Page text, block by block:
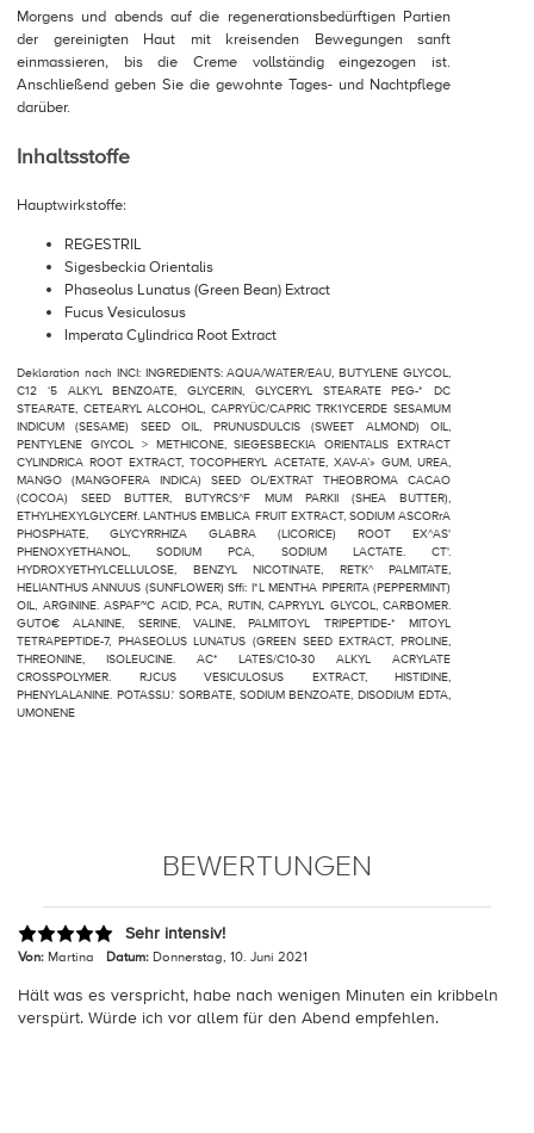
Morgens und abends auf die regenerationsbedürftigen Partien
der gereinigten Haut mit kreisenden Bewegungen sanft
einmassieren, bis die Creme vollständig eingezogen ist.
Anschließend geben Sie die gewohnte Tages- und Nachtpflege
darüber.
Inhaltsstoffe
Hauptwirkstoffe:
REGESTRIL
Sigesbeckia Orientalis
Phaseolus Lunatus (Green Bean) Extract
Fucus Vesiculosus
Imperata Cylindrica Root Extract
Deklaration nach INCI: INGREDIENTS: AQUA/WATER/EAU, BUTYLENE GLYCOL,
C12 ‘5 ALKYL BENZOATE, GLYCERIN, GLYCERYL STEARATE PEG-* DC
STEARATE, CETEARYL ALCOHOL, CAPRYÜC/CAPRIC TRK1YCERDE SESAMUM
INDICUM (SESAME) SEED OIL, PRUNUSDULCIS (SWEET ALMOND) OIL,
PENTYLENE GIYCOL > METHICONE, SIEGESBECKIA ORIENTALIS EXTRACT
CYLINDRICA ROOT EXTRACT, TOCOPHERYL ACETATE, XAV-A’» GUM, UREA,
MANGO (MANGOFERA INDICA) SEED OL/EXTRAT THEOBROMA CACAO
(COCOA) SEED BUTTER, BUTYRCS^F MUM PARKII (SHEA BUTTER),
ETHYLHEXYLGLYCERf. LANTHUS EMBLICA FRUIT EXTRACT, SODIUM ASCORrA
PHOSPHATE, GLYCYRRHIZA GLABRA (LICORICE) ROOT EX^AS'
PHENOXYETHANOL, SODIUM PCA, SODIUM LACTATE. CT'.
HYDROXYETHYLCELLULOSE, BENZYL NICOTINATE, RETK^ PALMITATE,
HELIANTHUS ANNUUS (SUNFLOWER) Sffi: I*L MENTHA PIPERITA (PEPPERMINT)
OIL, ARGININE. ASPAF~C ACID, PCA, RUTIN, CAPRYLYL GLYCOL, CARBOMER.
GUTO€ ALANINE, SERINE, VALINE, PALMITOYL TRIPEPTIDE-* MITOYL
TETRAPEPTIDE-7, PHASEOLUS LUNATUS (GREEN SEED EXTRACT, PROLINE,
THREONINE, ISOLEUCINE. AC* LATES/C10-30 ALKYL ACRYLATE
CROSSPOLYMER. RJCUS VESICULOSUS EXTRACT, HISTIDINE,
PHENYLALANINE. POTASSIJ.' SORBATE, SODIUM BENZOATE, DISODIUM EDTA,
UMONENE
BEWERTUNGEN
Sehr intensiv!
Von: Martina Datum: Donnerstag, 10. Juni 2021
Hält was es verspricht, habe nach wenigen Minuten ein kribbeln
verspürt. Würde ich vor allem für den Abend empfehlen.